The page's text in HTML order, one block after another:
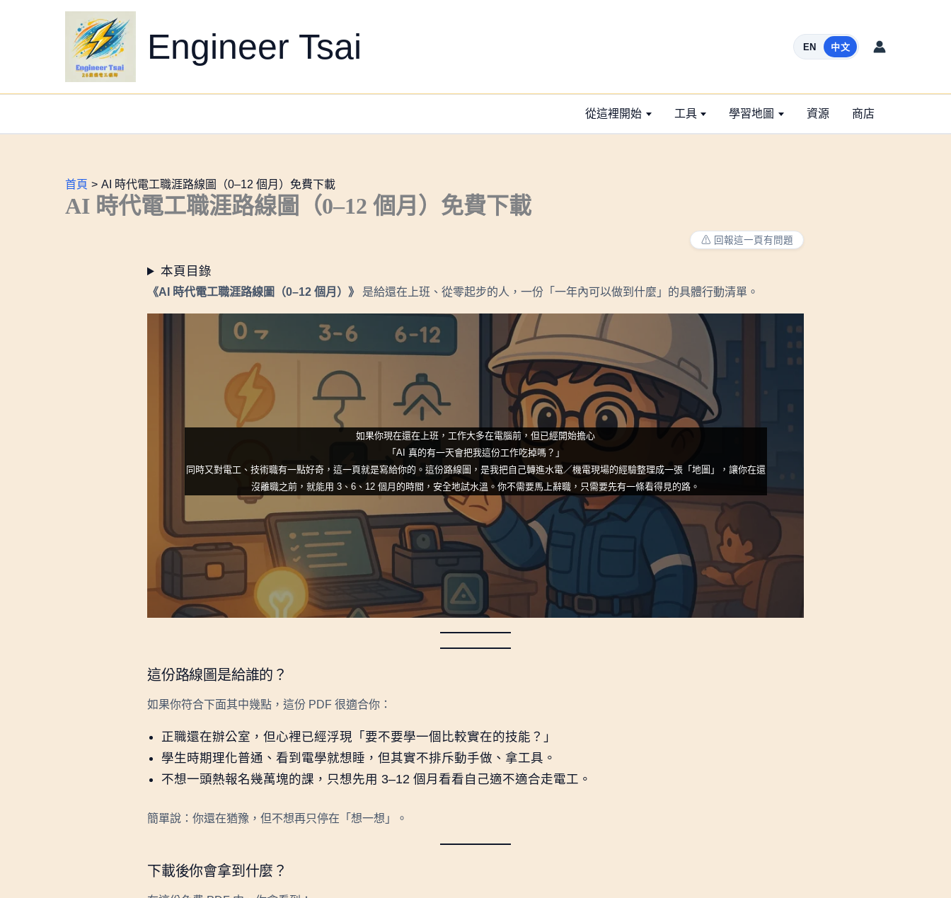
Engineer Tsai EN 中文
從這裡開始 工具 學習地圖 資源 商店
首頁 AI 時代電工職涯路線圖（0–12 個月）免費下載
AI 時代電工職涯路線圖（0–12 個月）免費下載
⚠ 回報這一頁有問題
你的 Email（方便我回覆你）
遇到的問題是什麼？
本頁目錄
《AI 時代電工職涯路線圖（0–12 個月）》 是給還在上班、從零起步的人，一份「一年內可以做到什麼」的具體行動清單。
如果你現在還在上班，工作大多在電腦前，但已經開始擔心
「AI 真的有一天會把我這份工作吃掉嗎？」
同時又對電工、技術職有一點好奇，這一頁就是寫給你的。這份路線圖，是我把自己轉進水電／機電現場的經驗整理成一張「地圖」，讓你在還
沒離職之前，就能用 3、6、12 個月的時間，安全地試水溫。你不需要馬上辭職，只需要先有一條看得見的路。
這份路線圖是給誰的？
如果你符合下面其中幾點，這份 PDF 很適合你：
正職還在辦公室，但心裡已經浮現「要不要學一個比較實在的技能？」
學生時期理化普通、看到電學就想睡，但其實不排斥動手做、拿工具。
不想一頭熱報名幾萬塊的課，只想先用 3–12 個月看看自己適不適合走電工。
簡單說：你還在猶豫，但不想再只停在「想一想」。
下載後你會拿到什麼？